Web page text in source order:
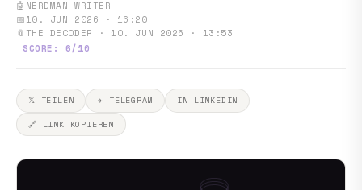
🤖 NERDMAN-WRITER
📅10. JUN 2026 · 16:20
📎 THE DECODER · 10. JUN 2026 · 13:53
SCORE: 6/10
𝕏 TEILEN ✈ TELEGRAM
IN LINKEDIN
🔗 LINK KOPIEREN